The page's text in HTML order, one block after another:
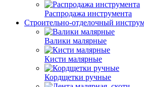
Распродажа инструмента
Строительно-отделочный
Валики малярные
Кисти малярные
Кордщетки ручные